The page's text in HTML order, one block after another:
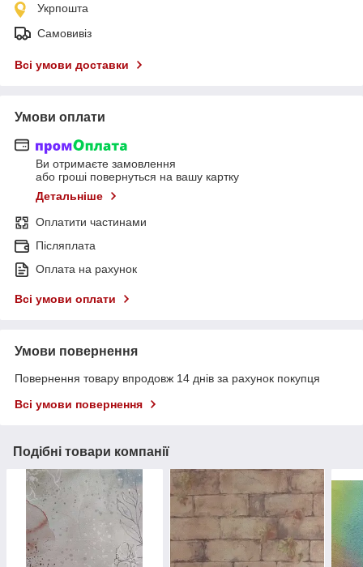
Укрпошта
Самовивіз
Всі умови доставки
Умови оплати
Ви отримаєте замовлення
або гроші повернуться на вашу картку
Детальніше
Оплатити частинами
Післяплата
Оплата на рахунок
Всі умови оплати
Умови повернення
Повернення товару впродовж 14 днів за рахунок покупця
Всі умови повернення
Подібні товари компанії